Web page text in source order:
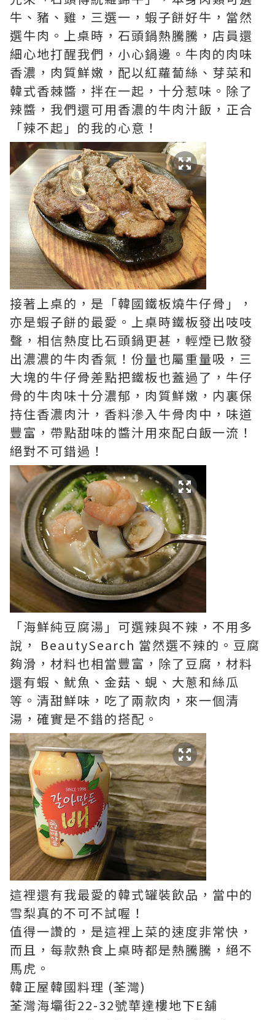
牛、豬、雞，三選一，蝦子餅好牛，當然
選牛肉。上桌時，石頭鍋熱騰騰，店員還
細心地打醒我們，小心鍋邊。牛肉的肉味
香濃，肉質鮮嫩，配以紅蘿蔔絲、芽菜和
韓式香棘醬，拌在一起，十分惹味。除了
辣醬，我們還可用香濃的牛肉汁飯，正合
「辣不起」的我的心意！
接著上桌的，是「韓國鐵板燒牛仔骨」，
亦是蝦子餅的最愛。上桌時鐵板發出吱吱
聲，相信熱度比石頭鍋更甚，輕煙已散發
出濃濃的牛肉香氣！份量也屬重量吸，三
大塊的牛仔骨差點把鐵板也蓋過了，牛仔
骨的牛肉味十分濃郁，肉質鮮嫩，内裏保
持住香濃肉汁，香料滲入牛骨肉中，味道
豐富，帶點甜味的醬汁用來配白飯一流！
絕對不可錯過！
「海鮮純豆腐湯」可選辣與不辣，不用多
說， BeautySearch 當然選不辣的。豆腐
夠滑，材料也相當豐富，除了豆腐，材料
還有蝦、魷魚、金菇、蜆、大蔥和絲瓜
等。清甜鮮味，吃了兩款肉，來一個清
湯，確實是不錯的搭配。
這裡還有我最愛的韓式罐裝飲品，當中的
雪梨真的不可不試喔！
值得一讚的，是這裡上菜的速度非常快，
而且，每款熱食上桌時都是熱騰騰，絕不
馬虎。
韓正屋韓國料理 (荃灣)
荃灣海壩街22-32號華達樓地下E舖